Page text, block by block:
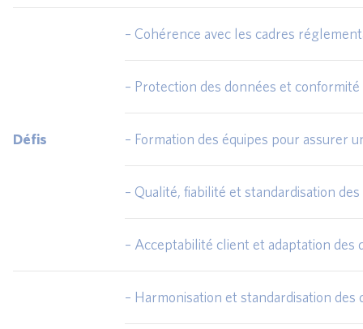
Défis
– Cohérence avec les cadres
– Protection des données et conformité
– Formation des équipes pour assurer
– Qualité, fiabilité et standardisation
– Acceptabilité client et adaptation des
– Harmonisation et standardisation des